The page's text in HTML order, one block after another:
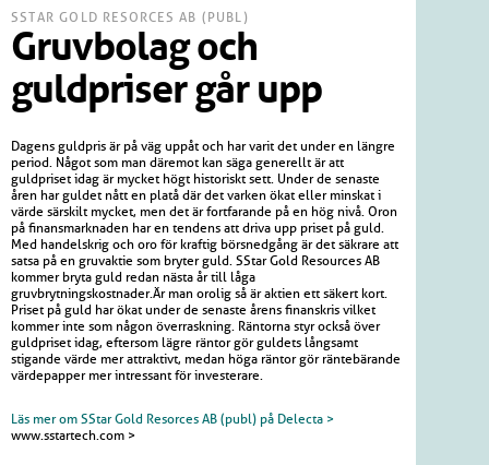
SSTAR GOLD RESORCES AB (PUBL)
Gruvbolag och
guldpriser går upp
Dagens guldpris är på väg uppåt och har varit det under en längre
period. Något som man däremot kan säga generellt är att
guldpriset idag är mycket högt historiskt sett. Under de senaste
åren har guldet nått en platå där det varken ökat eller minskat i
värde särskilt mycket, men det är fortfarande på en hög nivå. Oron
på finansmarknaden har en tendens att driva upp priset på guld.
Med handelskrig och oro för kraftig börsnedgång är det säkrare att
satsa på en gruvaktie som bryter guld. SStar Gold Resources AB
kommer bryta guld redan nästa år till låga
gruvbrytningskostnader.Är man orolig så är aktien ett säkert kort.
Priset på guld har ökat under de senaste årens finanskris vilket
kommer inte som någon överraskning. Räntorna styr också över
guldpriset idag, eftersom lägre räntor gör guldets långsamt
stigande värde mer attraktivt, medan höga räntor gör räntebärande
värdepapper mer intressant för investerare.
Läs mer om SStar Gold Resorces AB (publ) på Delecta >
www.sstartech.com >